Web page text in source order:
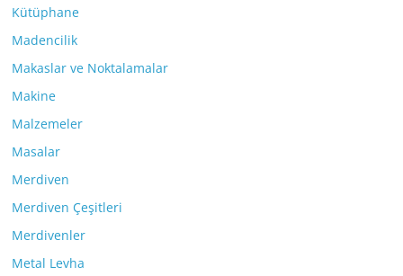
Kütüphane
Madencilik
Makaslar ve Noktalamalar
Makine
Malzemeler
Masalar
Merdiven
Merdiven Çeşitleri
Merdivenler
Metal Levha